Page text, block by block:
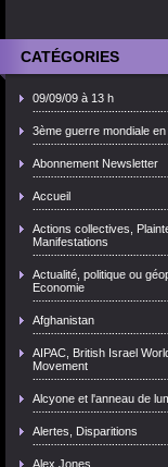
CATÉGORIES
09/09/09 à 13 h
3ème guerre mondiale
Abonnement Newsletter
Accueil
Actions collectives,
Manifestations
Actualité, politique ou
Economie
Afghanistan
AIPAC, British Israel
Movement
Alcyone et l'anneau de
Alertes, Disparitions
Alex Jones